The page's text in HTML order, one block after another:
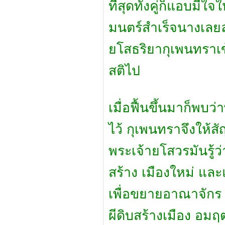
ที่สุดทั้งคู่ก็แอบมีใจ
มนตร์สำเร็จนางเล
ยโสธริยากุเพนทร
สติไป
เมื่อฟื้นขึ้นมาก็พบว่
ไว้ กุเพนทราจึงให้
พระเจ้ายโสวรมันรู้
สร้าง เมืองใหม่ แล
เพื่อขยายอาณาจัก
ผีดิบสร้างเมือง อม